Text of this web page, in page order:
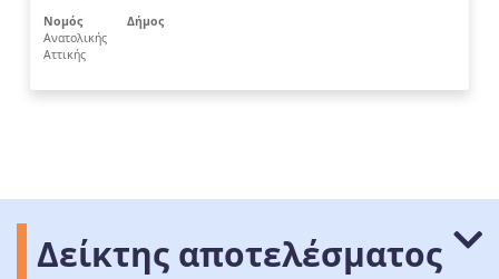
Νομός
Ανατολικής
Αττικής
Δήμος
Δείκτης αποτελέσματος